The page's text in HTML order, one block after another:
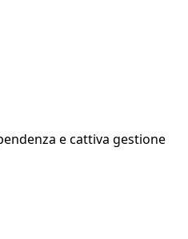
e cattiva gestione